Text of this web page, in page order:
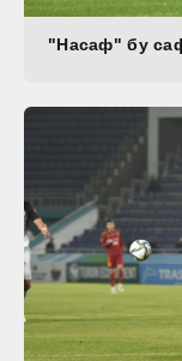
"Насаф" бу